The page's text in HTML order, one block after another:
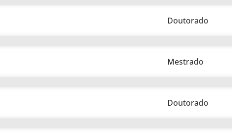
Doutorado
Mestrado
Doutorado